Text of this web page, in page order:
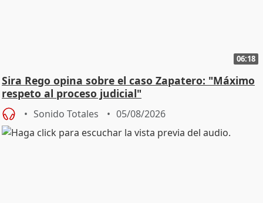
06:18
Sira Rego opina sobre el caso Zapatero: "Máximo
respeto al proceso judicial"
Sonido Totales 05/08/2026